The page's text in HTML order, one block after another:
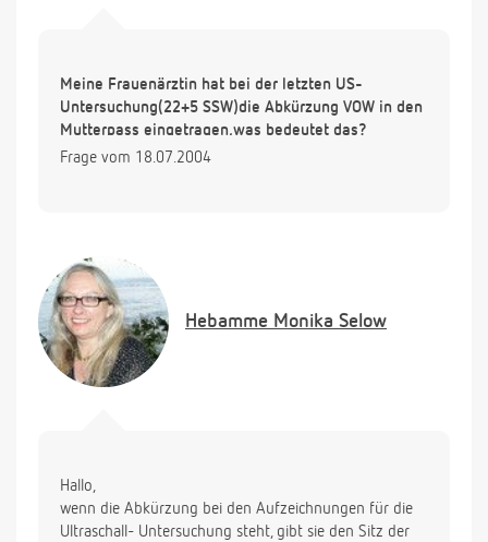
Meine Frauenärztin hat bei der letzten US-
Untersuchung(22+5 SSW)die Abkürzung VOW in den
Mutterpass eingetragen,was bedeutet das?
Frage vom 18.07.2004
Hebamme Monika Selow
Hallo,
wenn die Abkürzung bei den Aufzeichnungen für die
Ultraschall- Untersuchung steht, gibt sie den Sitz der